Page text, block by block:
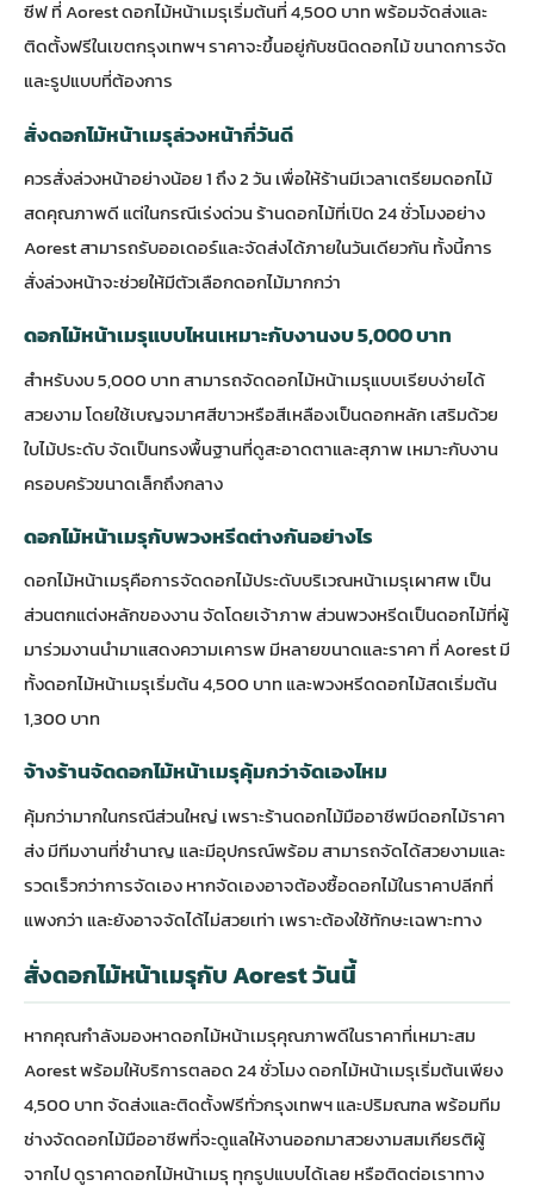
ซีฟ ที่ Aorest ดอกไม้หน้าเมรุเริ่มต้นที่ 4,500 บาท พร้อมจัดส่งและ
ติดตั้งฟรีในเขตกรุงเทพฯ ราคาจะขึ้นอยู่กับชนิดดอกไม้ ขนาดการจัด
และรูปแบบที่ต้องการ
สั่งดอกไม้หน้าเมรุล่วงหน้ากี่วันดี
ควรสั่งล่วงหน้าอย่างน้อย 1 ถึง 2 วัน เพื่อให้ร้านมีเวลาเตรียมดอกไม้
สดคุณภาพดี แต่ในกรณีเร่งด่วน ร้านดอกไม้ที่เปิด 24 ชั่วโมงอย่าง
Aorest สามารถรับออเดอร์และจัดส่งได้ภายในวันเดียวกัน ทั้งนี้การ
สั่งล่วงหน้าจะช่วยให้มีตัวเลือกดอกไม้มากกว่า
ดอกไม้หน้าเมรุแบบไหนเหมาะกับงานงบ 5,000 บาท
สำหรับงบ 5,000 บาท สามารถจัดดอกไม้หน้าเมรุแบบเรียบง่ายได้
สวยงาม โดยใช้เบญจมาศสีขาวหรือสีเหลืองเป็นดอกหลัก เสริมด้วย
ใบไม้ประดับ จัดเป็นทรงพื้นฐานที่ดูสะอาดตาและสุภาพ เหมาะกับงาน
ครอบครัวขนาดเล็กถึงกลาง
ดอกไม้หน้าเมรุกับพวงหรีดต่างกันอย่างไร
ดอกไม้หน้าเมรุคือการจัดดอกไม้ประดับบริเวณหน้าเมรุเผาศพ เป็น
ส่วนตกแต่งหลักของงาน จัดโดยเจ้าภาพ ส่วนพวงหรีดเป็นดอกไม้ที่ผู้
มาร่วมงานนำมาแสดงความเคารพ มีหลายขนาดและราคา ที่ Aorest มี
ทั้งดอกไม้หน้าเมรุเริ่มต้น 4,500 บาท และพวงหรีดดอกไม้สดเริ่มต้น
1,300 บาท
จ้างร้านจัดดอกไม้หน้าเมรุคุ้มกว่าจัดเองไหม
คุ้มกว่ามากในกรณีส่วนใหญ่ เพราะร้านดอกไม้มืออาชีพมีดอกไม้ราคา
ส่ง มีทีมงานที่ชำนาญ และมีอุปกรณ์พร้อม สามารถจัดได้สวยงามและ
รวดเร็วกว่าการจัดเอง หากจัดเองอาจต้องซื้อดอกไม้ในราคาปลีกที่
แพงกว่า และยังอาจจัดได้ไม่สวยเท่า เพราะต้องใช้ทักษะเฉพาะทาง
สั่งดอกไม้หน้าเมรุกับ Aorest วันนี้
หากคุณกำลังมองหาดอกไม้หน้าเมรุคุณภาพดีในราคาที่เหมาะสม
Aorest พร้อมให้บริการตลอด 24 ชั่วโมง ดอกไม้หน้าเมรุเริ่มต้นเพียง
4,500 บาท จัดส่งและติดตั้งฟรีทั่วกรุงเทพฯ และปริมณฑล พร้อมทีม
ช่างจัดดอกไม้มืออาชีพที่จะดูแลให้งานออกมาสวยงามสมเกียรติผู้
จากไปดูราคาดอกไม้หน้าเมรุ ทุกรูปแบบได้เลย หรือติดต่อเราทาง